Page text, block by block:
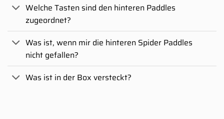
Welche Tasten sind den hinteren Paddles
zugeordnet?
Was ist, wenn mir die hinteren Spider Paddles
nicht gefallen?
Was ist in der Box versteckt?